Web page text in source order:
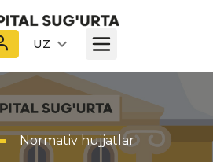
UZ
Normativ hujjatlar